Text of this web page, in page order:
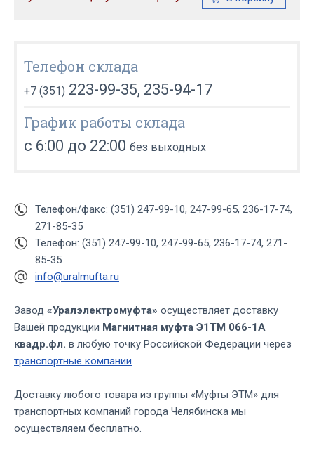
Телефон склада
+7 (351) 223-99-35, 235-94-17
График работы склада
с 6:00 до 22:00 без выходных
Телефон/факс: (351) 247-99-10, 247-99-65, 236-17-74,
271-85-35
Телефон: (351) 247-99-10, 247-99-65, 236-17-74, 271-
85-35
info@uralmufta.ru
Завод «Уралэлектромуфта» осуществляет доставку
Вашей продукции Магнитная муфта Э1ТМ 066-1А
квадр.фл. в любую точку Российской Федерации через
транспортные компании
Доставку любого товара из группы «Муфты ЭТМ» для
транспортных компаний города Челябинска мы
осуществляем бесплатно.